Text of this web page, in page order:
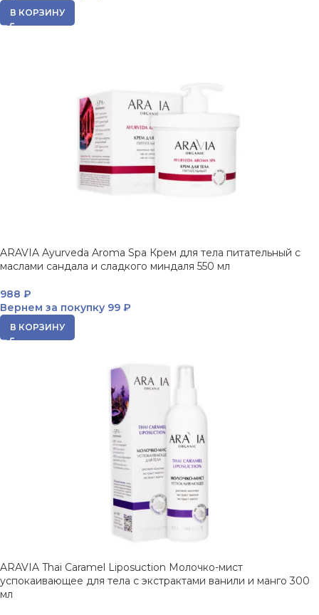
В КОРЗИНУ
ARAVIA Ayurveda Aroma Spa Крем для тела питательный с
маслами сандала и сладкого миндаля 550 мл
988 ₽
Вернем за покупку 99 ₽
В КОРЗИНУ
ARAVIA Thai Caramel Liposuction Молочко-мист
успокаивающее для тела с экстрактами ванили и манго 300
мл